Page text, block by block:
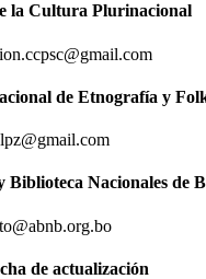
la Cultura Plurinacional
de Etnografía y
Biblioteca Nacionales de
de actualización